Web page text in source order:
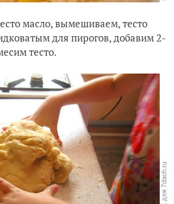
масло, вымешиваем, тесто
для пирогов, добавим 2-
тесто.